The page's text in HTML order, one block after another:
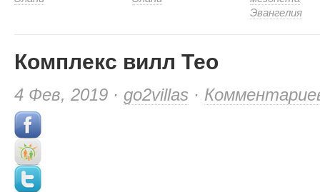
Эвангелия
Комплекс вилл Тео
4 Фев, 2019 · go2villas ·